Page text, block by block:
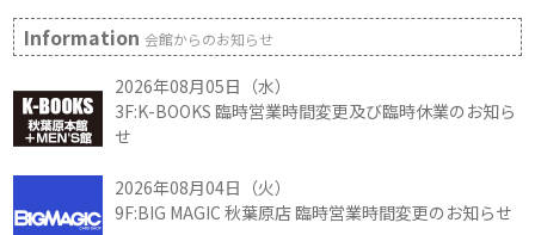
Information会館からのお知らせ
2026年08月05日（水）
3F:K-BOOKS 臨時営業時間変更及び臨時休業のお知ら
せ
2026年08月04日（火）
9F:BIG MAGIC 秋葉原店 臨時営業時間変更のお知らせ